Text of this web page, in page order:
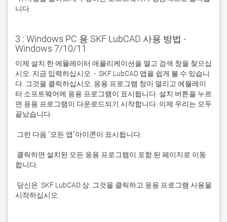
니다.
3 : Windows PC 용 SKF LubCAD 사용 방법 -
Windows 7/10/11
이제 설치 한 에뮬레이터 애플리케이션을 열고 검색 창을 찾으십
시오. 지금 입력하십시오. -  SKF LubCAD 앱을 쉽게 볼 수 있습니
다. 그것을 클릭하십시오. 응용 프로그램 창이 열리고 에뮬레이
터 소프트웨어에 응용 프로그램이 표시됩니다. 설치 버튼을 누르
면 응용 프로그램이 다운로드되기 시작합니다. 이제 우리는 모두
시작하십시오.